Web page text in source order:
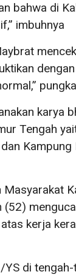
bahwa di
imbuhnya
karya
Tengah
(52)
kerja
di